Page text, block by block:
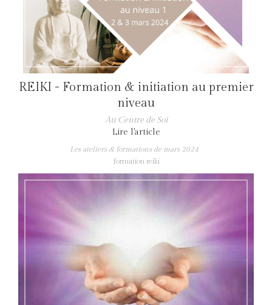
REIKI - Formation & initiation au premier
niveau
Au Centre de Soi
Lire l'article
Les ateliers & formations de mars 2024
formation reiki